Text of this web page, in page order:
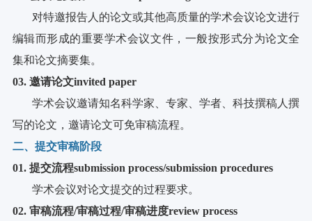
对特邀报告人的论文或其他高质量的学术会议论文进行
编辑而形成的重要学术会议文件，一般按形式分为论文全
集和论文摘要集。
03. 邀请论文invited paper
学术会议邀请知名科学家、专家、学者、科技撰稿人撰
写的论文，邀请论文可免审稿流程。
二、提交审稿阶段
01. 提交流程submission process/submission procedures
学术会议对论文提交的过程要求。
02. 审稿流程/审稿过程/审稿进度review process